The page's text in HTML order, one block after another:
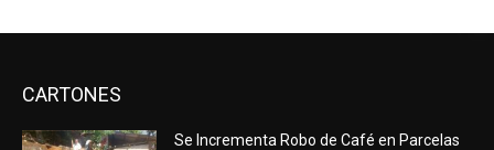
CARTONES
Se Incrementa Robo de Café en Parcelas